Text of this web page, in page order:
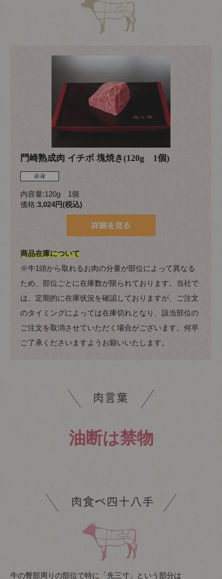
門崎熟成肉 イチボ 塊焼き(120g 1個)
内容量:120g 1個
価格:3,024円(税込)
商品在庫について
※牛1頭から取れるお肉の分量が部位によって異なる
ため、部位ごとに在庫数が限られております。当社で
は、定期的に在庫状況を確認しておりますが、ご注文
のタイミングによっては在庫切れとなり、該当部位の
ご注文を取消させていただく場合がございます。何卒
ご了承くださいますようお願いいたします。
油断は禁物
牛の臀部周りの部位で特に「先三寸」という部分は